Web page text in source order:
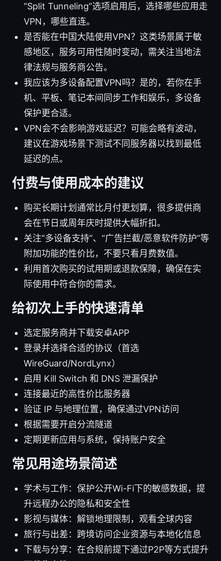
“Split Tunneling”选项启用后，选择哪些应用走
VPN，哪些直连。
是否能在中国大陆使用VPN？这类场景属于敏
感地区，服务可用性随时变动，需关注当地法
律法规与服务商公告。
我应该为多设备配置VPN吗？是的，若你在手
机、平板、笔记本间同步工作和娱乐，多设备
保护更合适。
VPN会不会影响游戏延迟？可能会略有波动，
建议在游戏场景下测试不同服务器以找到最低
延迟的点。
付费与使用成本的建议
购买长期计划通常比月付更划算，很多提供商
会在节日或周年庆时提供大幅折扣。
关注“多设备支持”、“广告拦截/恶意软件防护”等
附加功能的性价比，不要只看月费数值。
利用首次购买的试用期或退款保障，确保在实
际使用中符合你的需求。
给初次上手的快速清单
选定服务商并下载安卓APP
登录并选择合适的协议（首选
WireGuard/NordLynx）
启用 Kill Switch 和 DNS 泄漏保护
连接最近的高性价比服务器
验证 IP 与地理位置，确保通过VPN访问
根据需要开启分流隧道
定期更新应用与系统，保持账户安全
常见用途场景简述
学术与工作：保护公开Wi-Fi下的敏感数据，提
升远程办公的隐私和安全性
影视与媒体：解锁地理限制，观看全球内容
旅行与出差：跨境访问企业资源与本地化信息
下载与分享：在合规前提下通过P2P等方式提升